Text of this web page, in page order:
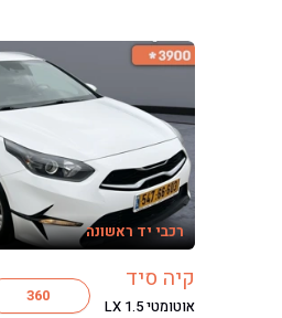
רכבי יד ראשונה
קיה סיד
אוטומטי LX 1.5 360